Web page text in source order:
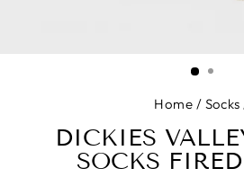
Home / Socks
DICKIES
SOCKS